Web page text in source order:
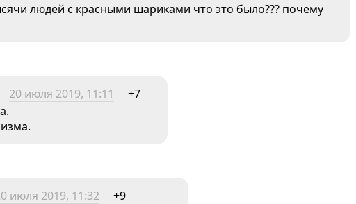
людей с красными шариками что это было??? почему
20 июля 2019, 11:11
+7
июля 2019, 11:32
+9